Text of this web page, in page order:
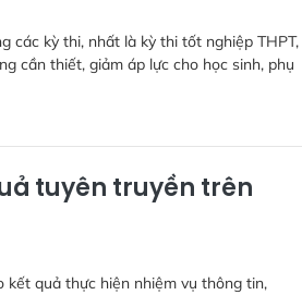
các kỳ thi, nhất là kỳ thi tốt nghiệp THPT,
cần thiết, giảm áp lực cho học sinh, phụ
tuyên truyền trên
kết quả thực hiện nhiệm vụ thông tin,